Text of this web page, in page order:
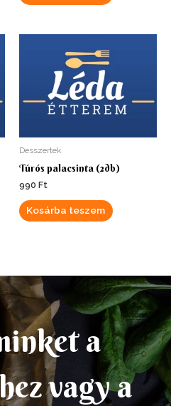
Desszertek
Túrós palacsinta (2db)
990 Ft
Kosárba teszem
a
vagy a